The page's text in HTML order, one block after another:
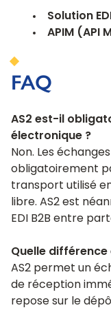
Solution
APIM (API
FAQ
AS2 est-il
électronique ?
Non. Les
obligatoirement
transport utilisé
libre. AS2 est
EDI B2B entre
Quelle différence
AS2 permet un
de réception
repose sur le